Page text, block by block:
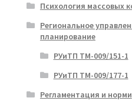
Психология массовых
Региональное
планирование
РУиТП ТМ-009/151-1
РУиТП ТМ-009/177-1
Регламентация и